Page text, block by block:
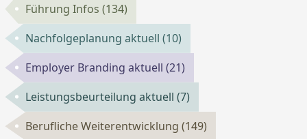
Führung Infos(134)
Nachfolgeplanung aktuell(10)
Employer Branding aktuell(21)
Leistungsbeurteilung aktuell(7)
Berufliche Weiterentwicklung(149)